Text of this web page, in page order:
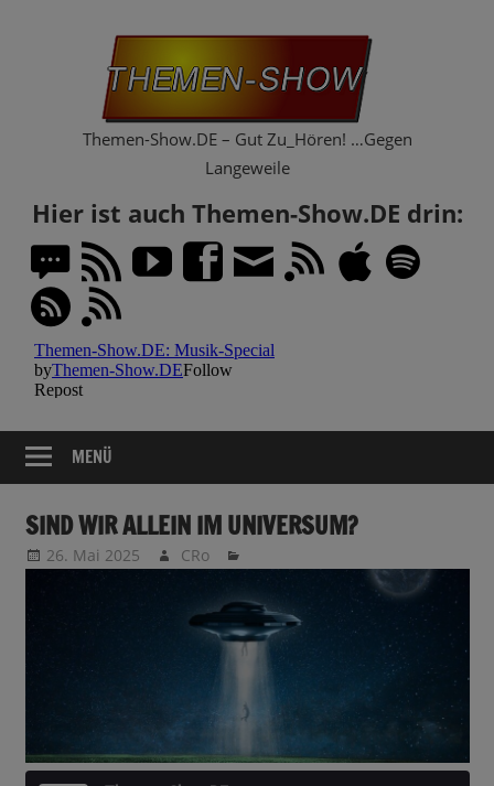
Themen-Show.DE – Gut Zu_Hören! …Gegen
Langeweile
Hier ist auch Themen-Show.DE drin:
MENÜ
SIND WIR ALLEIN IM UNIVERSUM?
26. Mai 2025 CRo